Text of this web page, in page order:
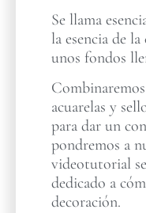
Se llama
la esencia de
unos fondos
acuarelas y
para dar un
pondremos a
videotutorial
dedicado a
decoración.